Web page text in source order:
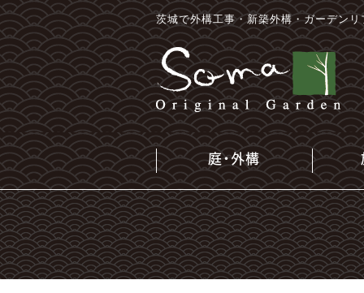
茨城で外構工事・新築外構・ガーデン
庭・外構